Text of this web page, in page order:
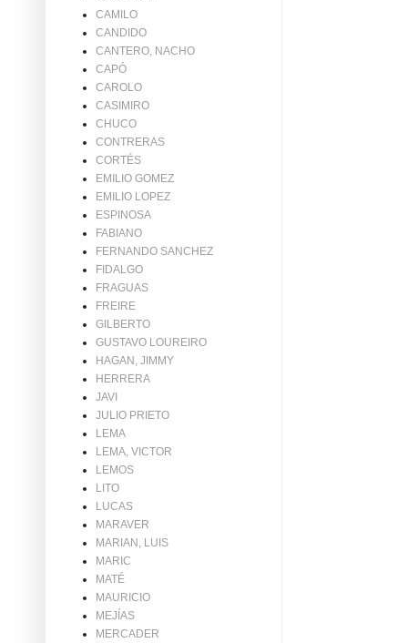
CAMILO
CANDIDO
CANTERO, NACHO
CAPÓ
CAROLO
CASIMIRO
CHUCO
CONTRERAS
CORTÉS
EMILIO GOMEZ
EMILIO LOPEZ
ESPINOSA
FABIANO
FERNANDO SANCHEZ
FIDALGO
FRAGUAS
FREIRE
GILBERTO
GUSTAVO LOUREIRO
HAGAN, JIMMY
HERRERA
JAVI
JULIO PRIETO
LEMA
LEMA, VICTOR
LEMOS
LITO
LUCAS
MARAVER
MARIAN, LUIS
MARIC
MATÉ
MAURICIO
MEJÍAS
MERCADER